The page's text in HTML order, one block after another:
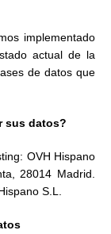
implementado
actual de la
de datos que
sus datos?
OVH Hispano
28014 Madrid.
S.L.